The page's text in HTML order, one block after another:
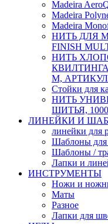
Madeira
Madeira
Мadeira
НИТЬ ДЛЯ
FINISH
НИТЬ
КВИЛТИНГА,
М, АРТИКУЛ
Стойки для
НИТЬ
ШИТЬЯ,
ЛИНЕЙКИ И
линейки для
Шаблоны для
Шаблоны /
Лапки и
ИНСТРУМЕНТЫ
Ножи и
Маты
Разное
Лапки для